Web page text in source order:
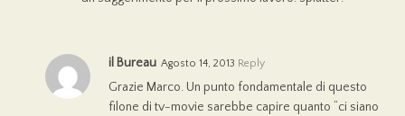
il Bureau Agosto 14, 2013 Reply
Grazie Marco. Un punto fondamentale di questo
filone di tv-movie sarebbe capire quanto “ci siano